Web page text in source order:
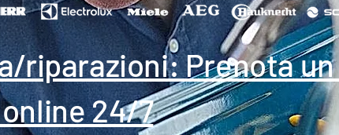
riparazioni: Prenota
24/7